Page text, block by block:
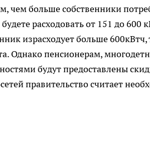
чем больше собственники
расходовать от 151 до 600
израсходует больше
Однако пенсионерам,
будут предоставлены
правительство считает